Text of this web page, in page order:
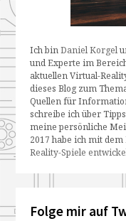
Ich binDaniel Korgel
und Experte im
aktuellen Virtual-
dieses Blog zum
Quellen für
schreibe ich über
meine persönliche
2017 habe ich mit
Reality-Spiele
Folge mir auf